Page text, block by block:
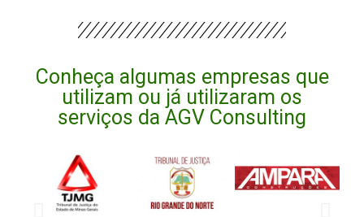
Conheça algumas empresas que
utilizam ou já utilizaram os
serviços da AGV Consulting